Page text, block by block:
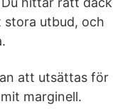
utbud, och
att utsättas för
marginell.